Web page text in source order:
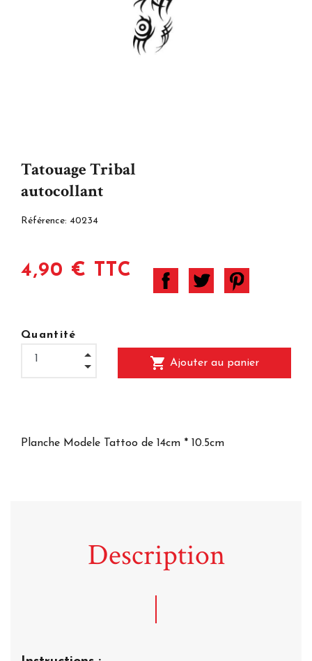
Tatouage Tribal
autocollant
Référence: 40234
4,90 € TTC
Quantité
shopping_cart Ajouter au panier
Planche Modele Tattoo de 14cm * 10.5cm
Description